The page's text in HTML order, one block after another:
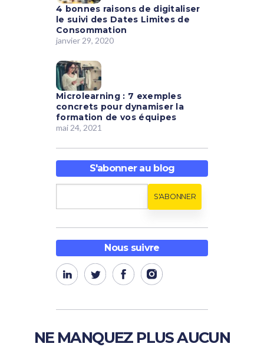
4 bonnes raisons de digitaliser
le suivi des Dates Limites de
Consommation
janvier 29, 2020
Microlearning : 7 exemples
concrets pour dynamiser la
formation de vos équipes
mai 24, 2021
S'abonner au blog
Nous suivre
NE MANQUEZ PLUS AUCUN